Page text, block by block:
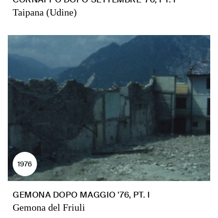
Taipana (Udine)
1976
GEMONA DOPO MAGGIO '76, PT. I
Gemona del Friuli